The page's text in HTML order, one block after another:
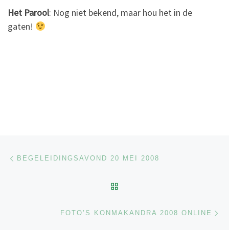
Het Parool: Nog niet bekend, maar hou het in de
gaten!
Berichtnavigatie
BEGELEIDINGSAVOND 20 MEI 2008
FOTO’S KONMAKANDRA 2008 ONLINE